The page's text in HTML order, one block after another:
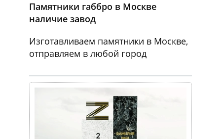
Памятники габбро в Москве
наличие завод
Изготавливаем памятники в Москве,
отправляем в любой город